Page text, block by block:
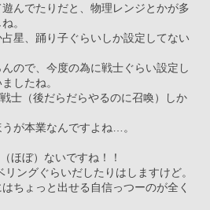
んでたりだと、物理レンジとかが多
。
星、踊り子ぐらいしか設定してない
ので、今度の為に戦士ぐらい設定し
したね。
士（後だらだらやるのに召喚）しか
が本業なんですよね…。
ほぼ）ないですね！！
ングぐらいだしたりはしますけど。
ちょっと出せる自信っつーのが全く